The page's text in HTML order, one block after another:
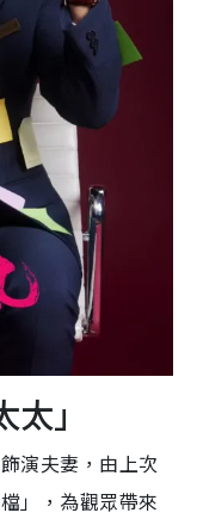
」
演夫妻，由上次
」，為觀眾帶來